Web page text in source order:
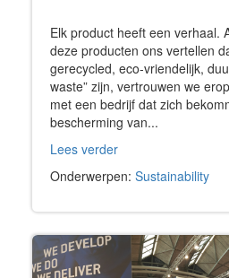
Elk product heeft een verhaal.
deze producten ons vertellen
gerecycled, eco-vriendelijk,
waste” zijn, vertrouwen we
met een bedrijf dat zich
bescherming van...
Lees verder
Onderwerpen: Sustainability